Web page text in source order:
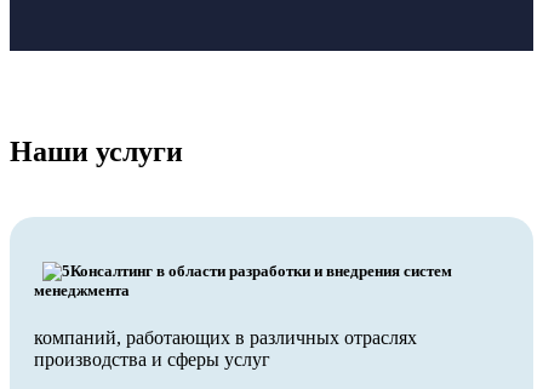
Наши услуги
Консалтинг в области разработки и внедрения систем
менеджмента
компаний, работающих в различных отраслях
производства и сферы услуг